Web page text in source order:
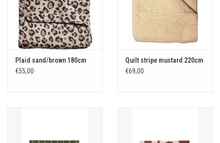
Plaid sand/brown 180cm
€55,00
Quilt stripe mustard 220cm
€69,00